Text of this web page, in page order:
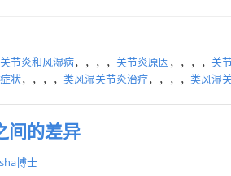
关节炎和风湿病，，，， 关节炎原因，，，， 关
状，，，， 类风湿关节炎治疗，，，， 类风湿
间的差异
博士